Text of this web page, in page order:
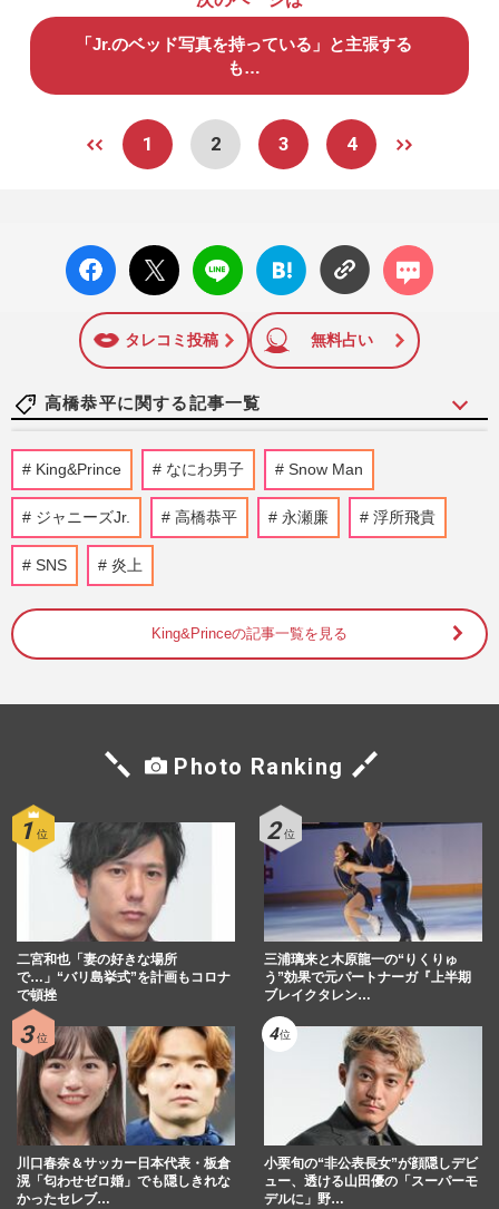
「Jr.のベッド写真を持っている」と主張する
も…
1 2 3 4
facebo
ok い
X ポス
ト
LINE
はてな
ブック
に追加
コメン
ト
タレコミ投稿 無料占い
高橋恭平に関する記事一覧
高橋恭平、なにわ男子では「キラキラした
6人の中にひとりだけ、いびつな存在がい
る」自分の立ち位置を語る
週刊女性2025年11月11日・18日号 2025/10/31
今週発売『週刊女性』11/11・18合併号の
表紙と中身はコチラ！
週刊女性本誌からのお知らせ 2025/10/28
フライングパフォーマン…
ジャニーズ時代はありえなかった！他事務
所イケメンと共演NGが解禁で実現した
「令和のイケメンパラダイス」
週刊女性2025年1月1日号 2024/12/20
なにわ男子アジアツアー発表でファン激
怒、道枝駿佑以外のメンバー冷遇危惧も運
営側が手本にした“嵐の前例…
週刊女性PRIME 2024/8/14
King&Prince なにわ男子 Snow Man
ジャニーズJr. 高橋恭平 永瀬廉 浮所飛貴
SNS 炎上
King&Princeの記事一覧を見る
Photo Ranking
二宮和也「妻の好きな場所
で…」“バリ島挙式”を計画もコロナ
で頓挫
三浦璃来と木原龍一の“りくりゅ
う”効果で元パートナーガ『上半期
ブレイクタレン…
川口春奈＆サッカー日本代表・板倉
滉「匂わせゼロ婚」でも隠しきれな
かったセレブ…
小栗旬の“非公表長女”が顔隠しデビ
ュー、透ける山田優の「スーパーモ
デルに」野…